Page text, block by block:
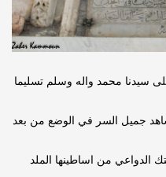
سيدنا محمد واله وسلم تسليما
جميل السر في الوضع من بعد
الدواعي من اساطينها الملد